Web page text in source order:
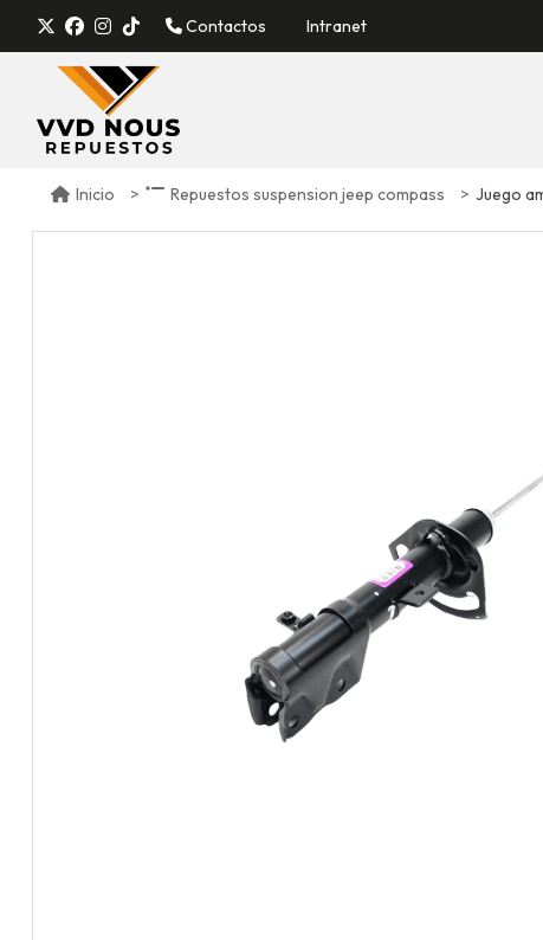
Contactos Intranet
Inicio Repuestos suspension jeep compass Juego